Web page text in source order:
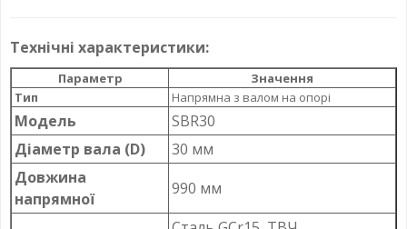
Технічні характеристики:
Параметр
Значення
Тип
Напрямна з валом на опорі
Модель
SBR30
Діаметр вала (D)
30 мм
Довжина
напрямної
990 мм